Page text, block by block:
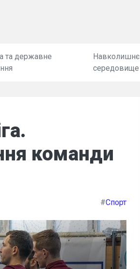
та державне
Навколишнє
середовище
команди
#Спорт